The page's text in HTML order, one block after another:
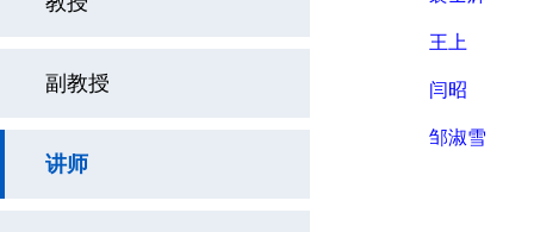
副教授
讲师
王上
闫昭
邹淑雪